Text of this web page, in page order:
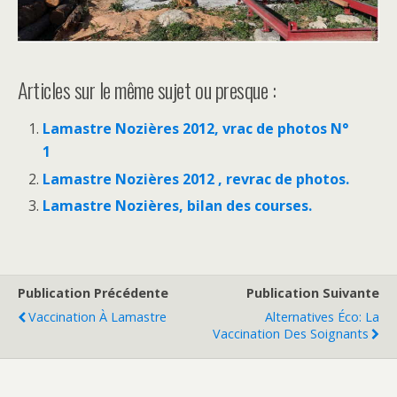
Articles sur le même sujet ou presque :
Lamastre Nozières 2012, vrac de photos N°
1
Lamastre Nozières 2012 , revrac de photos.
Lamastre Nozières, bilan des courses.
Publication Précédente
Vaccination À Lamastre
Publication Suivante
Alternatives Éco: La
Vaccination Des Soignants